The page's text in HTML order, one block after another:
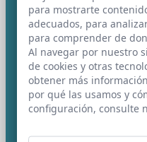
para mostrarte
adecuados, para
para comprender de
Al navegar por nuestro
de cookies y otras
obtener más
por qué las usamos y
configuración, consulte